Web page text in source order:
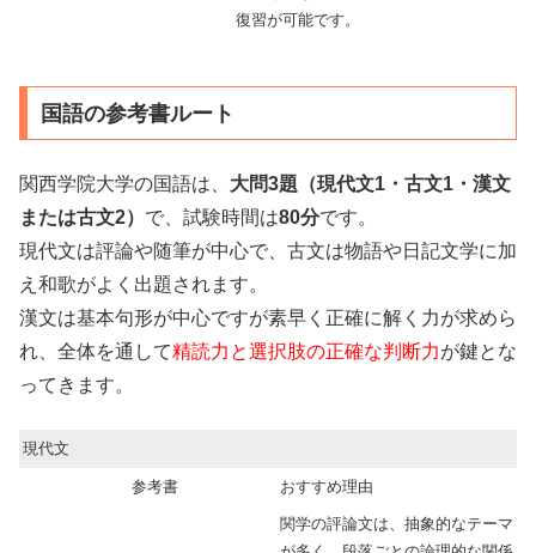
復習が可能です。
国語の参考書ルート
関西学院大学の国語は、 大問3題（現代文1・古文1・漢文
または古文2） で、試験時間は80分です。
現代文は評論や随筆が中心で、古文は物語や日記文学に加
え和歌がよく出題されます。
漢文は基本句形が中心ですが素早く正確に解く力が求めら
れ、全体を通して精読力と選択肢の正確な判断力が鍵とな
ってきます。
現代文
参考書 おすすめ理由
関学の評論文は、抽象的なテーマ